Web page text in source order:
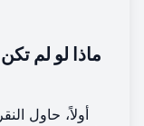
ماذا لو لم
أولاً، حاول